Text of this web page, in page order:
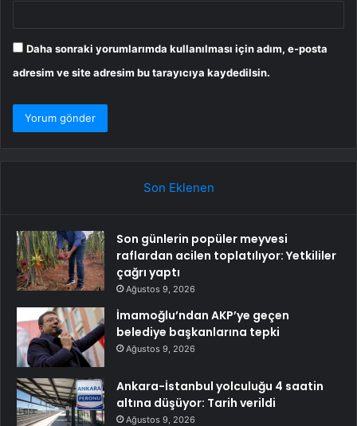
Daha sonraki yorumlarımda kullanılması için adım, e-posta
adresim ve site adresim bu tarayıcıya kaydedilsin.
Son Eklenen
Son günlerin popüler meyvesi
raflardan acilen toplatılıyor: Yetkililer
çağrı yaptı
Ağustos 9, 2026
İmamoğlu’ndan AKP’ye geçen
belediye başkanlarına tepki
Ağustos 9, 2026
Ankara-İstanbul yolculuğu 4 saatin
altına düşüyor: Tarih verildi
Ağustos 9, 2026